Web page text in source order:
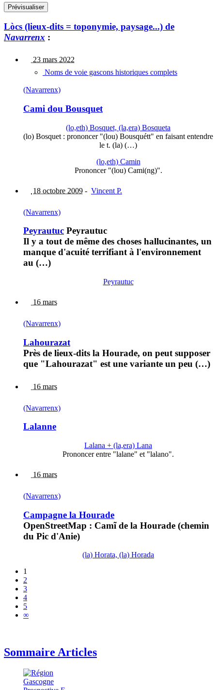
Lòcs (lieux-dits = toponymie, paysage...) de
Navarrenx :
23 mars 2022
Noms de voie gascons historiques complets
(Navarrenx)
Cami dou Bousquet
(lo,eth) Bosquet, (la,era) Bosqueta
(lo) Bosquet : prononcer "(lou) Bousquétt" en faisant entendre
le t. (la) (…)
(lo,eth) Camin
Prononcer "(lou) Cami(ng)".
18 octobre 2009 - Vincent P.
(Navarrenx)
Peyrautuc Peyrautuc
Il y a tout de même des choses hallucinantes, un
manque d'acuité terrifiant à l'environnement
au (…)
Peyrautuc
16 mars
(Navarrenx)
Lahourazat
Près de lieux-dits la Hourade, on peut supposer
que "Lahourazat" est une variante un peu (…)
16 mars
(Navarrenx)
Lalanne
Lalana + (la,era) Lana
Prononcer entre "lalane" et "lalano".
16 mars
(Navarrenx)
Campagne la Hourade
OpenStreetMap : Camĩ de la Hourade (chemin
du Pic d'Anie)
(la) Horata, (la) Horada
1
2
3
4
5
∞
Sommaire Articles